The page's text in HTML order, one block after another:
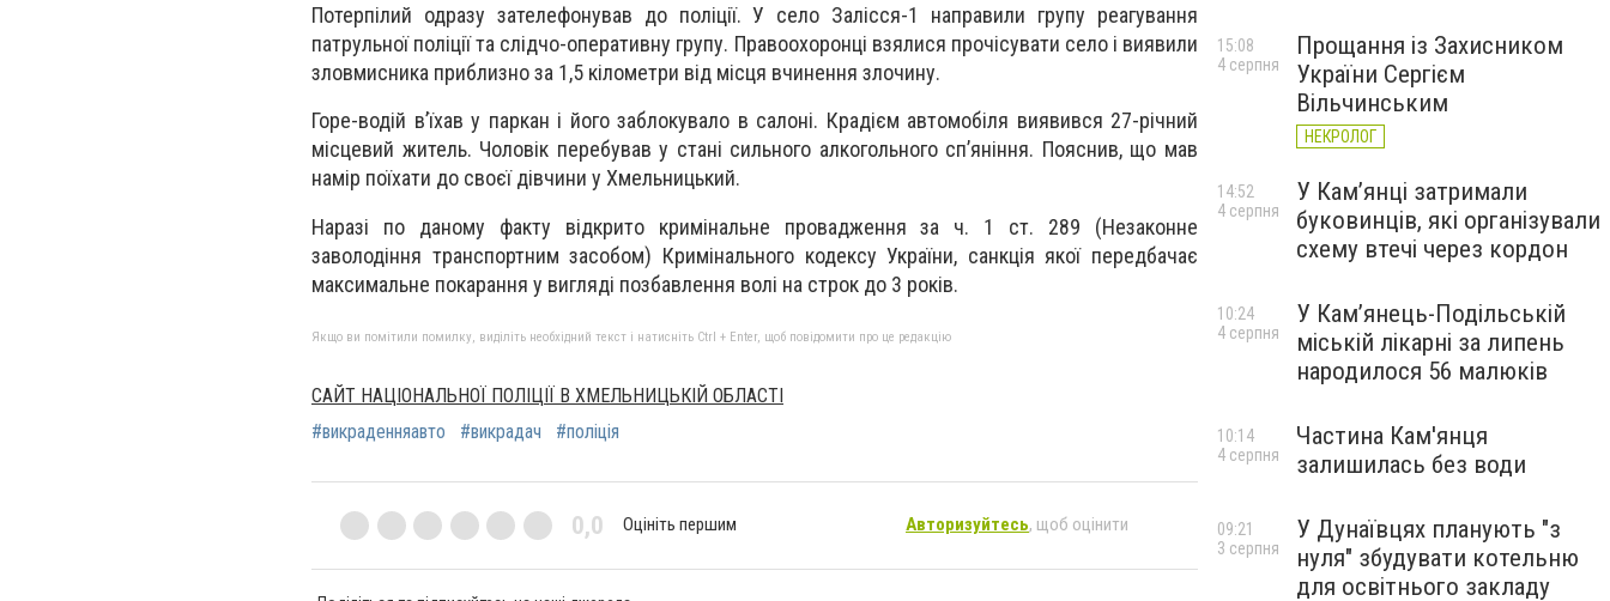
Потерпілий одразу зателефонував до поліції. У село Залісся-1 направили групу реагування
патрульної поліції та слідчо-оперативну групу. Правоохоронці взялися прочісувати село і виявили
зловмисника приблизно за 1,5 кілометри від місця вчинення злочину.
Горе-водій в’їхав у паркан і його заблокувало в салоні. Крадієм автомобіля виявився 27-річний
місцевий житель. Чоловік перебував у стані сильного алкогольного сп’яніння. Пояснив, що мав
намір поїхати до своєї дівчини у Хмельницький.
Наразі по даному факту відкрито кримінальне провадження за ч. 1 ст. 289 (Незаконне
заволодіння транспортним засобом) Кримінального кодексу України, санкція якої передбачає
максимальне покарання у вигляді позбавлення волі на строк до 3 років.
Якщо ви помітили помилку, виділіть необхідний текст і натисніть Ctrl + Enter, щоб повідомити про це редакцію
САЙТ НАЦІОНАЛЬНОЇ ПОЛІЦІЇ В ХМЕЛЬНИЦЬКІЙ ОБЛАСТІ
#викраденняавто
#викрадач #поліція
0,0 Оцініть першим Авторизуйтесь, щоб оцінити
Прощання із Захисником
України Сергієм
Вільчинським
НЕКРОЛОГ
15:08
4 серпня
У Кам’янці затримали
буковинців, які організували
схему втечі через кордон
14:52
4 серпня
У Кам’янець-Подільській
міській лікарні за липень
народилося 56 малюків
10:24
4 серпня
Частина Кам'янця
залишилась без води
10:14
4 серпня
У Дунаївцях планують "з
нуля" збудувати котельню
для освітнього закладу
09:21
3 серпня